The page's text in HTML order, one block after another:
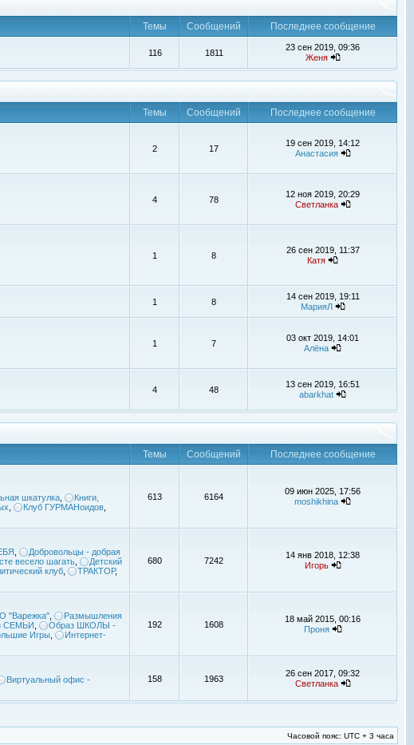
Темы Сообщений
Последнее сообщение
116 1811
23 сен 2019, 09:36
Женя
Темы Сообщений
Последнее сообщение
2 17
19 сен 2019, 14:12
Анастасия
4 78
12 ноя 2019, 20:29
Светланка
1 8
26 сен 2019, 11:37
Катя
1 8
14 сен 2019, 19:11
МарияЛ
1 7
03 окт 2019, 14:01
Алёна
4 48
13 сен 2019, 16:51
abarkhat
Темы Сообщений
Последнее сообщение
шкатулка
Книги,
Клуб ГУРМАНоидов
613 6164
09 июн 2025, 17:56
moshikhina
Добровольцы - добрая
весело шагать
Детский
клуб ТРАКТОР,
680 7242
14 янв 2018, 12:38
Игорь
"Варежка"
Размышления
СЕМЬИ
Образ ШКОЛЫ -
Игры
Интернет-
192 1608
18 май 2015, 00:16
Проня
Виртуальный офис -
158 1963
26 сен 2017, 09:32
Светланка
Часовой пояс: UTC + 3 часа